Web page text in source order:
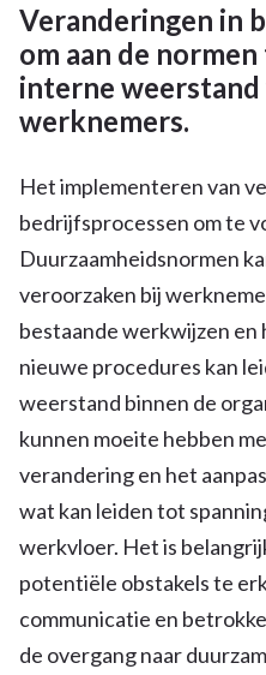
Veranderingen in
om aan de
interne
werknemers.
Het implementeren van
bedrijfsprocessen om te
Duurzaamheidsnormen
veroorzaken bij
bestaande werkwijzen
nieuwe procedures kan
weerstand binnen de
kunnen moeite hebben
verandering en het
wat kan leiden tot
werkvloer. Het is
potentiële obstakels te
communicatie en
de overgang naar